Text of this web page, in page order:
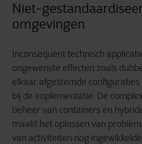
Niet-
omgevingen
Inconsequenttechnisch
ongewenste effecten zoals
elkaar afgestemde configuraties
bij de implementatie. De
beheer van containers en
maakt het oplossenvan
van activiteiten nog